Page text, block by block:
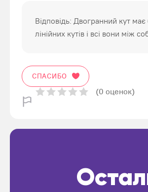
Відповідь: Двогранний кут має
лінійних кутів і всі вони між
СПАСИБО
(0 оценок)